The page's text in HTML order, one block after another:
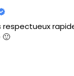
respectueux